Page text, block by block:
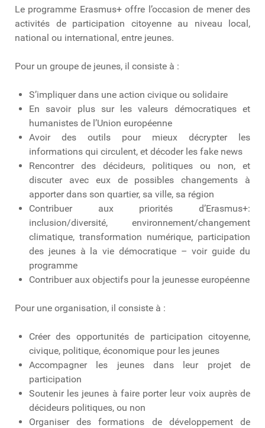
Le programme Erasmus+ offre l’occasion de mener des
activités de participation citoyenne au niveau local,
national ou international, entre jeunes.
Pour un groupe de jeunes, il consiste à :
S’impliquer dans une action civique ou solidaire
En savoir plus sur les valeurs démocratiques et
humanistes de l’Union européenne
Avoir des outils pour mieux décrypter les
informations qui circulent, et décoder les fake news
Rencontrer des décideurs, politiques ou non, et
discuter avec eux de possibles changements à
apporter dans son quartier, sa ville, sa région
Contribuer aux priorités d’Erasmus+:
inclusion/diversité, environnement/changement
climatique, transformation numérique, participation
des jeunes à la vie démocratique – voir guide du
programme
Contribuer aux objectifs pour la jeunesse européenne
Pour une organisation, il consiste à :
Créer des opportunités de participation citoyenne,
civique, politique, économique pour les jeunes
Accompagner les jeunes dans leur projet de
participation
Soutenir les jeunes à faire porter leur voix auprès de
décideurs politiques, ou non
Organiser des formations de développement de